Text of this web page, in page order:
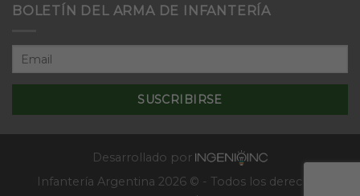
Aplicativas
terreno
cursos
de
Escuela
de
BOLETÍN DEL ARMA DE INFANTERÍA
Desarrollado por
Infantería Argentina 2026 © - Todos los derechos